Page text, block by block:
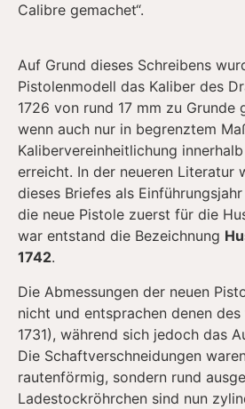
Calibre gemachet“.
Auf Grund dieses Schreibens
Pistolenmodell das Kaliber des
1726 von rund 17 mm zu Grunde
wenn auch nur in begrenztem
Kalibervereinheitlichung
erreicht. In der neueren Literatur
dieses Briefes als
die neue Pistole zuerst für die
war entstand die Bezeichnung
1742.
Die Abmessungen der neuen
nicht und entsprachen denen
1731), während sich jedoch das
Die Schaftverschneidungen
rautenförmig, sondern rund
Ladestockröhrchen sind nun